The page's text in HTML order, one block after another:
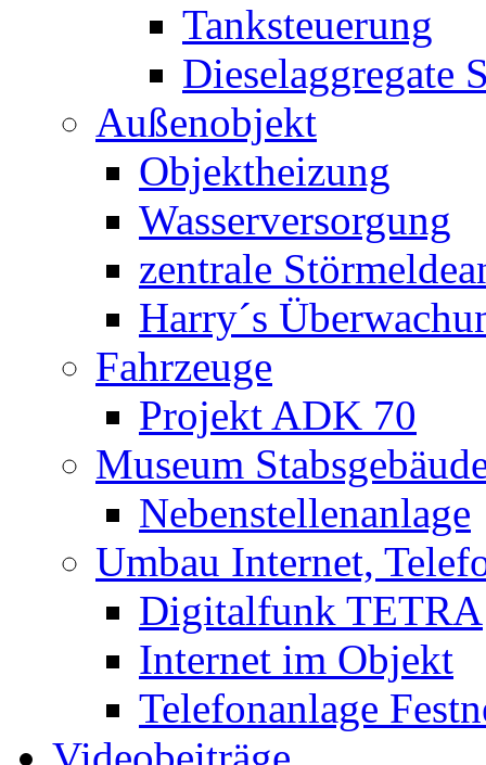
Tanksteuerung
Dieselaggregate
Außenobjekt
Objektheizung
Wasserversorgung
zentrale
Harry´s
Fahrzeuge
Projekt ADK 70
Museum
Nebenstellenanlage
Umbau Internet,
Digitalfunk TETRA
Internet im Objekt
Telefonanlage